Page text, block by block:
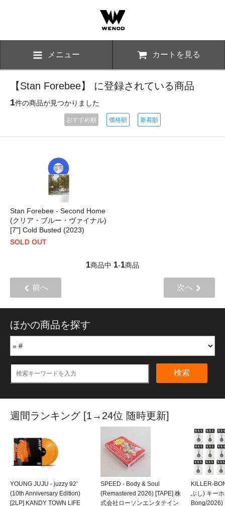
メニュー カートを見る
【Stan Forebee】 に登録されている商品
1件の商品が見つかりました
おすすめ順 価格順 新着順
Stan Forebee - Second Home
(クリア・ブルー・ヴァイナル)
[7"] Cold Busted (2023)
SOLD OUT
1商品中 1-1商品
前へ 次へ
ほかの商品を探す
検索
週間ランキング [1→24位 随時更新]
YOUNG JUJU - juzzy 92'
(10th Anniversary Edition)
[2LP] KANDY TOWN LIFE
SPEED - Body & Soul
(Remastered 2026) [TAPE] 株
式会社ローソンエンタテイン
KILLER-
ぶし) キー
Bong/2026)